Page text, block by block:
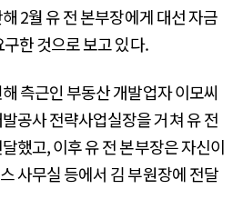
2월 유 전 본부장에게 대선 자금
한 것으로 보고 있다.
측근인 부동산 개발업자 이모씨
공사 전략사업실장을 거쳐 유 전
했고, 이후 유 전 본부장은 자신이
사무실 등에서 김 부원장에 전달